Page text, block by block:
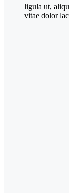
ligula ut,
vitae dolor